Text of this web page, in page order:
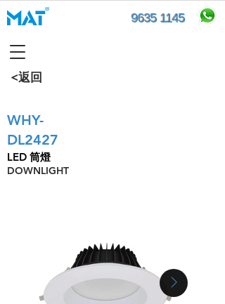
9635 1145
<返回
WHY-
DL2427
LED 筒燈
DOWNLIGHT